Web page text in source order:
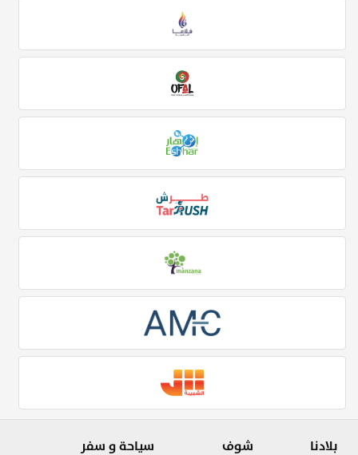
بلادنا شوف سياحة و سفر